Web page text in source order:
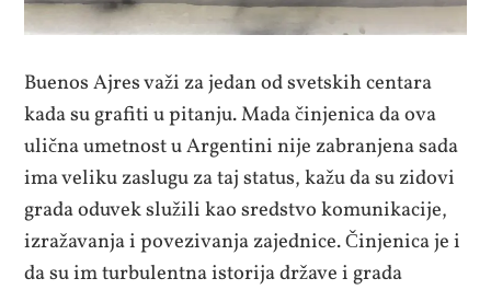
Buenos Ajres važi za jedan od svetskih centara
kada su grafiti u pitanju. Mada činjenica da ova
ulična umetnost u Argentini nije zabranjena sada
ima veliku zaslugu za taj status, kažu da su zidovi
grada oduvek služili kao sredstvo komunikacije,
izražavanja i povezivanja zajednice. Činjenica je i
da su im turbulentna istorija države i grada